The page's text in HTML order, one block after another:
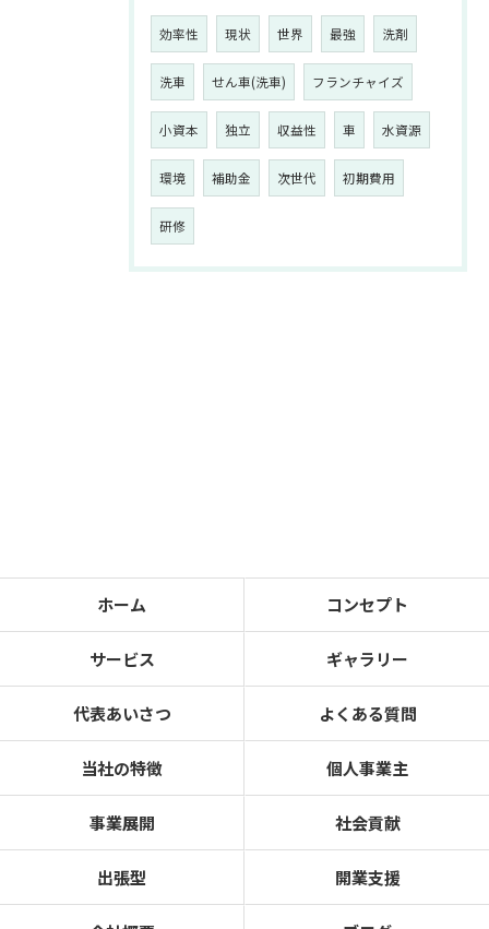
効率性 現状 世界 最強 洗剤
洗車 せん車(洗車) フランチャイズ
小資本 独立 収益性 車 水資源
環境 補助金 次世代 初期費用
研修
ホーム コンセプト
サービス ギャラリー
代表あいさつ よくある質問
当社の特徴 個人事業主
事業展開 社会貢献
出張型 開業支援